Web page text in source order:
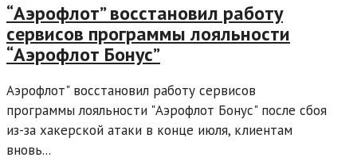
“Аэрофлот” восстановил работу
сервисов программы лояльности
“Аэрофлот Бонус”
Аэрофлот" восстановил работу сервисов
программы лояльности "Аэрофлот Бонус" после сбоя
из-за хакерской атаки в конце июля, клиентам
вновь...